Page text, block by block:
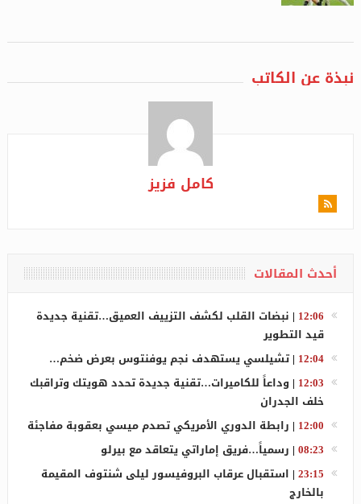
نبذة عن الكاتب
كامل فزيز
أحدث المقالات
12:06
| نبضات القلب لكشف التزييف العميق…تقنية جديدة
قيد التطوير
12:04
| تشيلسي يستهدف نجم يوفنتوس بعرض ضخم…
12:03
| وداعاً للكاميرات…تقنية جديدة تحدد هويتك وتراقبك
خلف الجدران
12:00
| رابطة الدوري الأمريكي تصدم ميسي بعقوبة مفاجئة
08:23
| رسمياً…فريق إماراتي يتعاقد مع بيرلو
23:15
| استقبال عرقاب البروفيسور ليلى شنتوف المقيمة
بالخارج